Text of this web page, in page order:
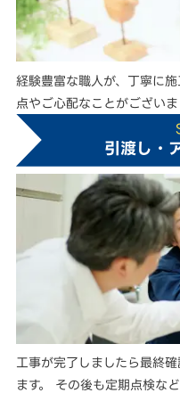
経験豊富な職人が、丁寧に
点やご心配なことがござい
引渡し・
工事が完了しましたら最終
ます。 その後も定期点検な